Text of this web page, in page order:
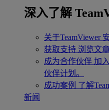
深入了解
关于TeamViewer
获取支持 浏览文
成为合作伙伴 加
伙伴计划。
成功案例 了解
新闻